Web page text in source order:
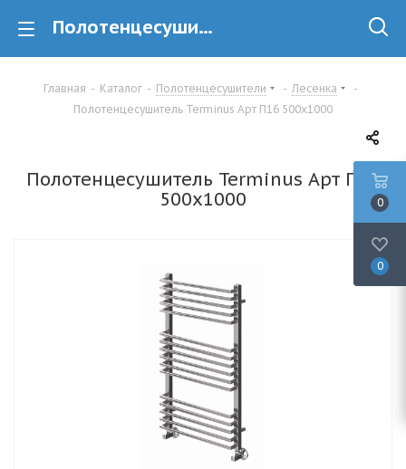
Полотенцесушитель Terminus Арт П16 500х1000 купить в минске
Главная - Каталог - Полотенцесушители - Лесенка
-
Полотенцесушитель Terminus Арт П16 500х1000
Полотенцесушитель Terminus Арт П16
500х1000
0
0